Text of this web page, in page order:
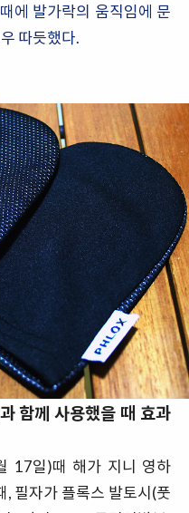
에 발가락의 움직임에 문
따듯했다.
함께 사용했을 때 효과
17일)때 해가 지니 영하
필자가 플록스 발토시(풋